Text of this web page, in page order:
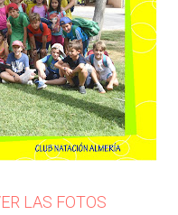
LAS FOTOS